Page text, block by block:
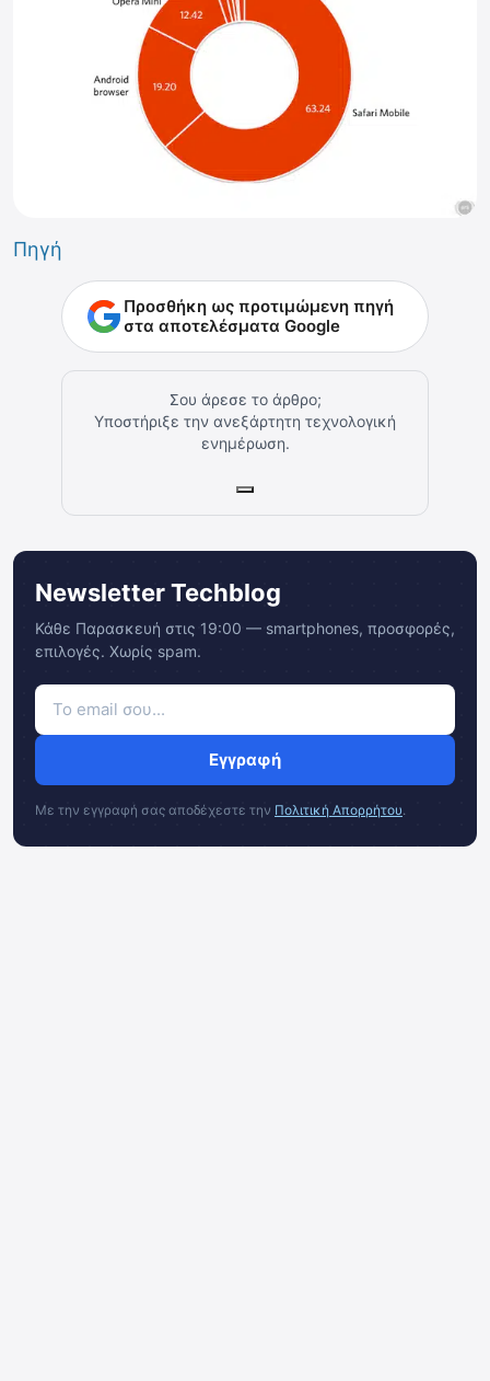
Πηγή
Προσθήκη ως προτιμώμενη πηγή
στα αποτελέσματα Google
Σου άρεσε το άρθρο;
Υποστήριξε την ανεξάρτητη τεχνολογική
ενημέρωση.
Newsletter Techblog
Κάθε Παρασκευή στις 19:00 — smartphones, προσφορές,
επιλογές. Χωρίς spam.
Εγγραφή
Με την εγγραφή σας αποδέχεστε την Πολιτική Απορρήτου.